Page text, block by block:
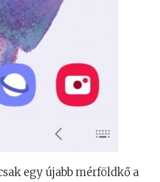
egy újabb mérföldkő a